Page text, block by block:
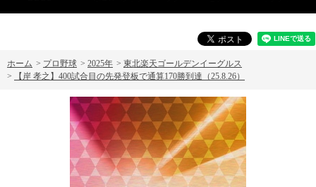
ホーム > プロ野球 > 2025年 > 東北楽天ゴールデンイーグルス
>
【岸 孝之】400試合目の先発登板で通算170勝到達（25.8.26）